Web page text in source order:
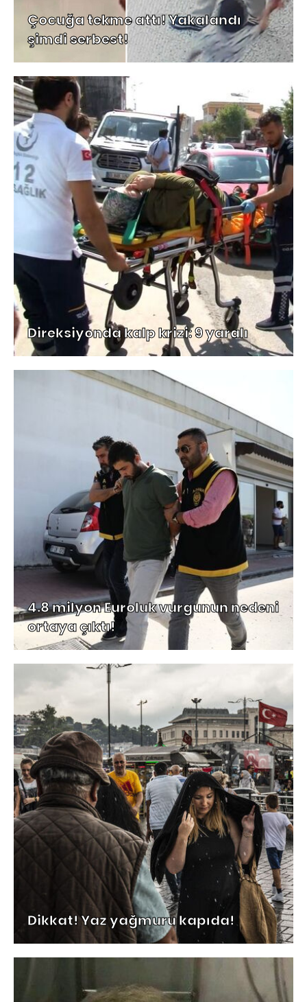
Çocuğa tekme attı! Yakalandı
şimdi serbest!
Direksiyonda kalp krizi: 9 yaralı
4.8 milyon Euroluk vurgunun nedeni
ortaya çıktı!
Dikkat! Yaz yağmuru kapıda!